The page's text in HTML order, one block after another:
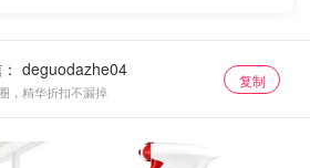
，精华折扣不漏掉
复制